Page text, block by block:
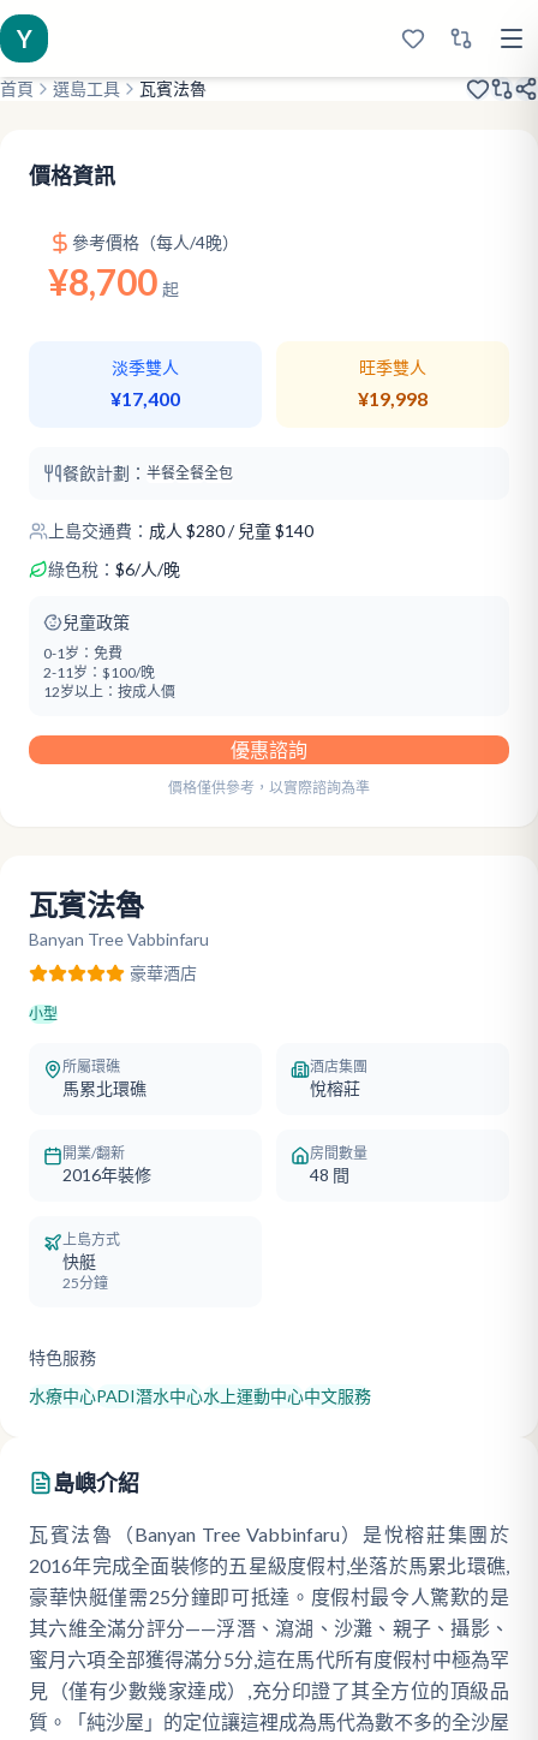
Y
首頁 選島工具 瓦賓法魯
價格資訊
參考價格（每人/4晚）
¥8,700 起
淡季雙人
¥17,400
旺季雙人
¥19,998
餐飲計劃： 半餐全餐全包
上島交通費： 成人 $280/ 兒童 $140
綠色稅： $6/人/晚
兒童政策
0-1岁： 免費
2-11岁： $100/晚
12岁以上： 按成人價
優惠諮詢
價格僅供參考，以實際諮詢為準
瓦賓法魯
Banyan Tree Vabbinfaru
豪華酒店
小型
所屬環礁
馬累北環礁
酒店集團
悅榕莊
開業/翻新
2016年裝修
房間數量
48 間
上島方式
快艇
25分鐘
特色服務
水療中心PADI潛水中心水上運動中心中文服務
島嶼介紹
瓦賓法魯（Banyan Tree Vabbinfaru）是悅榕莊集團於
2016年完成全面裝修的五星級度假村,坐落於馬累北環礁,
豪華快艇僅需25分鐘即可抵達。度假村最令人驚歎的是
其六維全滿分評分——浮潛、瀉湖、沙灘、親子、攝影、
蜜月六項全部獲得滿分5分,這在馬代所有度假村中極為罕
見（僅有少數幾家達成）,充分印證了其全方位的頂級品
質。「純沙屋」的定位讓這裡成為馬代為數不多的全沙屋